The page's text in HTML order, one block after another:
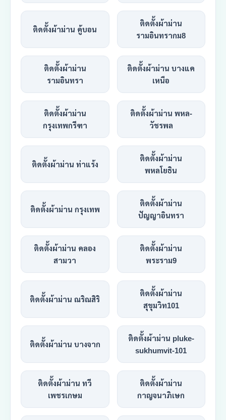
ติดตั้งผ้าม่าน คู้บอน
ติดตั้งผ้าม่าน
รามอินทรากม8
ติดตั้งผ้าม่าน
รามอินทรา
ติดตั้งผ้าม่าน บางแค
เหนือ
ติดตั้งผ้าม่าน
กรุงเทพกรีฑา
ติดตั้งผ้าม่าน พหล-
วัชรพล
ติดตั้งผ้าม่าน ท่าแร้ง
ติดตั้งผ้าม่าน
พหลโยธิน
ติดตั้งผ้าม่าน กรุงเทพ
ติดตั้งผ้าม่าน
ปัญญาอินทรา
ติดตั้งผ้าม่าน คลอง
สามวา
ติดตั้งผ้าม่าน
พระราม9
ติดตั้งผ้าม่าน ณริณสิริ
ติดตั้งผ้าม่าน
สุขุมวิท101
ติดตั้งผ้าม่าน บางจาก
ติดตั้งผ้าม่าน pluke-
sukhumvit-101
ติดตั้งผ้าม่าน ทวี
เพชรเกษม
ติดตั้งผ้าม่าน
กาญจนาภิเษก